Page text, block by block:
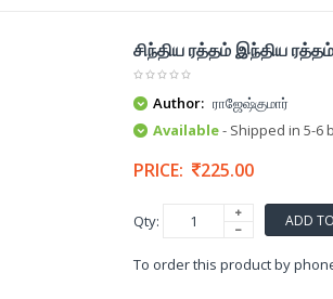
சிந்திய ரத்தம் இந்திய
Author: ராஜேஷ்குமார்
Available- Shipped in 5-6
PRICE: 225.00
Qty: ADD
To order this product by